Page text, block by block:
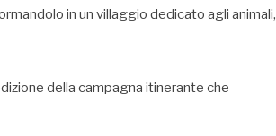
in un villaggio dedicato agli animali,
della campagna itinerante che